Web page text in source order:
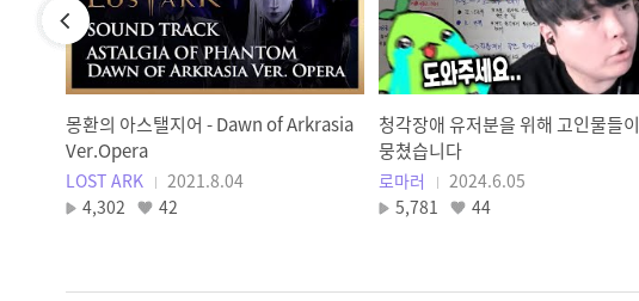
몽환의 아스탤지어 - Dawn of Arkrasia
Ver.Opera
LOST ARK
2021.8.04
4,302
42
청각장애 유저분을 위해 고인물들이
뭉쳤습니다
로마러
2024.6.05
5,781
44